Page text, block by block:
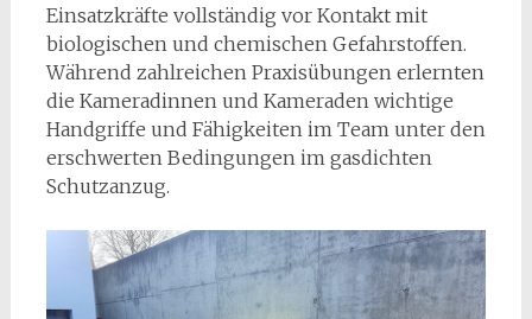
Einsatzkräfte vollständig vor Kontakt mit
biologischen und chemischen Gefahrstoffen.
Während zahlreichen Praxisübungen erlernten
die Kameradinnen und Kameraden wichtige
Handgriffe und Fähigkeiten im Team unter den
erschwerten Bedingungen im gasdichten
Schutzanzug.